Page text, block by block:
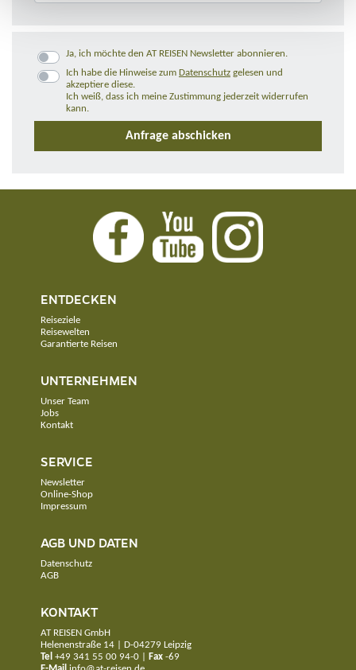
Ja, ich möchte den AT REISEN Newsletter abonnieren.
Ich habe die Hinweise zum Datenschutz gelesen und
akzeptiere diese.
Ich weiß, dass ich meine Zustimmung jederzeit widerrufen
kann.
ENTDECKEN
Reiseziele
Reisewelten
Garantierte Reisen
UNTERNEHMEN
Unser Team
Jobs
Kontakt
SERVICE
Newsletter
Online-Shop
Impressum
AGB UND DATEN
Datenschutz
AGB
KONTAKT
AT REISEN GmbH
Helenenstraße 14 | D-04279 Leipzig
Tel +49 341 55 00 94-0 Fax -69